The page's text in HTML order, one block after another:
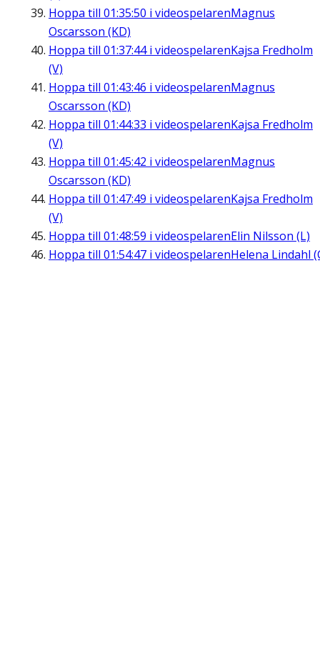
Hoppa till 01:35:50 i videospelarenMagnus
Oscarsson (KD)
Hoppa till 01:37:44i videospelarenKajsa Fredholm
(V)
Hoppa till 01:43:46 i videospelarenMagnus
Oscarsson (KD)
Hoppa till 01:44:33 i videospelarenKajsa Fredholm
(V)
Hoppa till 01:45:42 i videospelarenMagnus
Oscarsson (KD)
Hoppa till 01:47:49 i videospelarenKajsa Fredholm
(V)
Hoppa till 01:48:59 i videospelarenElin Nilsson (L)
Hoppa till 01:54:47 i videospelarenHelena Lindahl